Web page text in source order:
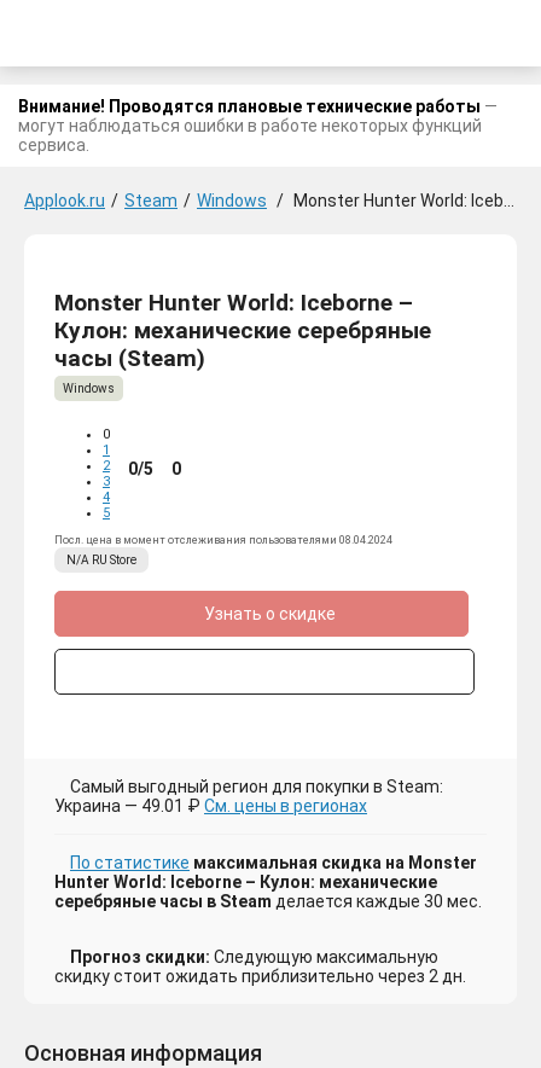
Внимание! Проводятся плановые технические работы —
могут наблюдаться ошибки в работе некоторых функций
сервиса.
Applook.ru / Steam / Windows / Monster Hunter World: Iceborne - Кулон: механические серебряные часы
Monster Hunter World: Iceborne –
Кулон: механические серебряные
часы (Steam)
Windows
0
1
2
3
4
5
0/5 0
Посл. цена в момент отслеживания пользователями 08.04.2024
N/A RU Store
Узнать о скидке
Самый выгодный регион для покупки в Steam:
Украина — 49.01 ₽ См. цены в регионах
По статистике максимальная скидка на Monster
Hunter World: Iceborne – Кулон: механические
серебряные часы в Steam делается каждые 30 мес.
Прогноз скидки: Следующую максимальную
скидку стоит ожидать приблизительно через 2 дн.
Основная информация